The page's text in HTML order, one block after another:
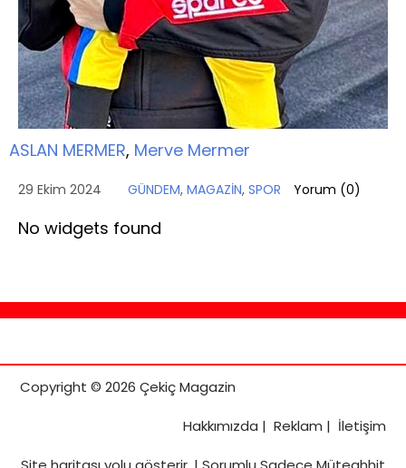
ASLAN MERMER, Merve Mermer
29 Ekim 2024 GÜNDEM, MAGAZİN, SPOR Yorum (0)
No widgets found
Copyright © 2026 Çekiç Magazin
Hakkımızda | Reklam | İletişim